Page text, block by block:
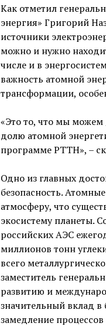
Как отметил
энергия» Григорий
источники
можно и нужно
числе и в
важность атомной
трансформации,
«Это то, что мы
долю атомной
программе РТТН», –
Одно из главных
безопасность.
атмосферу, что
экосистему планеты.
российских АЭС
миллионов тонн
всего
заместитель
развитию и
значительный вклад
замедление